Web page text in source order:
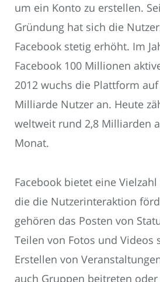
um ein Konto zu erstellen.
Gründung hat sich die
Facebook stetig erhöht. Im
Facebook 100 Millionen
2012 wuchs die Plattform
Milliarde Nutzer an. Heute
weltweit rund 2,8 Milliarden
Monat.
Facebook bietet eine
die die Nutzerinteraktion
gehören das Posten von
Teilen von Fotos und Videos
Erstellen von
auch Gruppen beitreten